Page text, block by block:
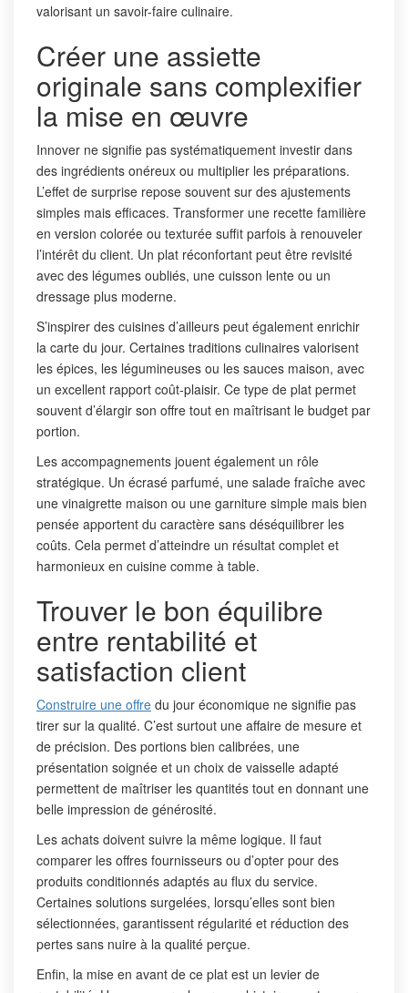
valorisant un savoir-faire culinaire.
Créer une assiette
originale sans complexifier
la mise en œuvre
Innover ne signifie pas systématiquement investir dans
des ingrédients onéreux ou multiplier les préparations.
L’effet de surprise repose souvent sur des ajustements
simples mais efficaces. Transformer une recette familière
en version colorée ou texturée suffit parfois à renouveler
l’intérêt du client. Un plat réconfortant peut être revisité
avec des légumes oubliés, une cuisson lente ou un
dressage plus moderne.
S’inspirer des cuisines d’ailleurs peut également enrichir
la carte du jour. Certaines traditions culinaires valorisent
les épices, les légumineuses ou les sauces maison, avec
un excellent rapport coût-plaisir. Ce type de plat permet
souvent d’élargir son offre tout en maîtrisant le budget par
portion.
Les accompagnements jouent également un rôle
stratégique. Un écrasé parfumé, une salade fraîche avec
une vinaigrette maison ou une garniture simple mais bien
pensée apportent du caractère sans déséquilibrer les
coûts. Cela permet d’atteindre un résultat complet et
harmonieux en cuisine comme à table.
Trouver le bon équilibre
entre rentabilité et
satisfaction client
Construire une offre du jour économique ne signifie pas
tirer sur la qualité. C’est surtout une affaire de mesure et
de précision. Des portions bien calibrées, une
présentation soignée et un choix de vaisselle adapté
permettent de maîtriser les quantités tout en donnant une
belle impression de générosité.
Les achats doivent suivre la même logique. Il faut
comparer les offres fournisseurs ou d’opter pour des
produits conditionnés adaptés au flux du service.
Certaines solutions surgelées, lorsqu’elles sont bien
sélectionnées, garantissent régularité et réduction des
pertes sans nuire à la qualité perçue.
Enfin, la mise en avant de ce plat est un levier de